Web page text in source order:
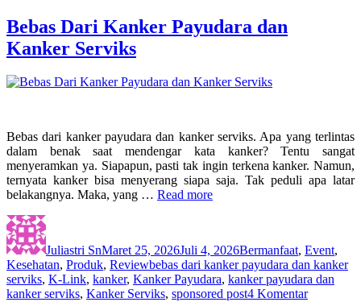
Bebas Dari Kanker Payudara dan
Kanker Serviks
Bebas dari kanker payudara dan kanker serviks. Apa yang terlintas
dalam benak saat mendengar kata kanker? Tentu sangat
menyeramkan ya. Siapapun, pasti tak ingin terkena kanker. Namun,
ternyata kanker bisa menyerang siapa saja. Tak peduli apa latar
belakangnya. Maka, yang … Read more
Author
Juliastri SnMaret 25, 2026Juli 4, 2026Bermanfaat, Event,
Kesehatan, Produk, ReviewTags
bebas dari kanker payudara dan kanker
serviks, K-Link, kanker, Kanker Payudara, kanker payudara dan
kanker serviks, Kanker Serviks, sponsored post4 Komentarpada